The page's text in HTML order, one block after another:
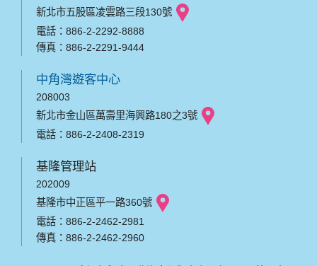
新北市五股區凌雲路三段130號
電話：886-2-2292-8888
傳真：886-2-2291-9444
中角灣遊客中心
208003
新北市金山區萬壽里海興路180之3號
電話：886-2-2408-2319
基隆管理站
202009
基隆市中正區平一路360號
電話：886-2-2462-2981
傳真：886-2-2462-2960